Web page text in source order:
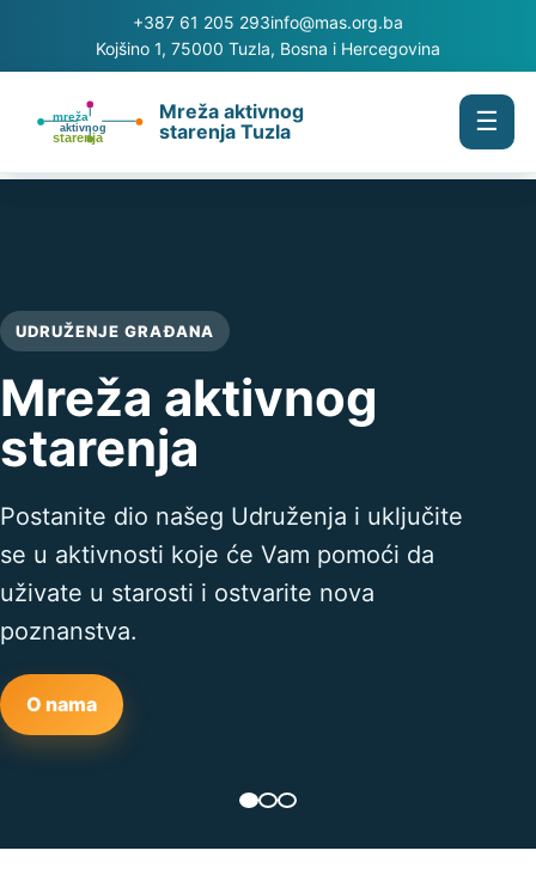
+387 61 205 293info@mas.org.ba
Kojšino 1, 75000 Tuzla, Bosna i Hercegovina
Mreža aktivnog
starenja Tuzla
☰
UDRUŽENJE GRAĐANA
Mreža aktivnog
starenja
Postanite dio našeg Udruženja i uključite
se u aktivnosti koje će Vam pomoći da
uživate u starosti i ostvarite nova
poznanstva.
O nama